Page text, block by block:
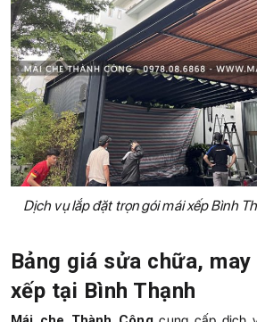
Dịch vụ lắp đặt trọn gói mái xếp Bình
Bảng giá sửa chữa, may
xếp tại Bình Thạnh